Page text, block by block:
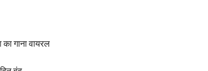
गाना वायरल